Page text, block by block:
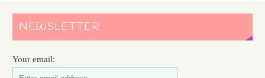
NEWSLETTER
Your email: